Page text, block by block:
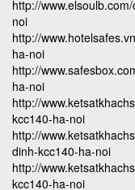
http://
noi
http://
ha-noi
http://
ha-noi
http://
kcc140-ha-noi
http://
dinh-kcc140-ha-noi
http://
kcc140-ha-noi